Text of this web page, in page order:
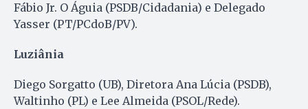
Fábio Jr. O Águia (PSDB/Cidadania) e Delegado
Yasser (PT/PCdoB/PV).
Luziânia
Diego Sorgatto (UB), Diretora Ana Lúcia (PSDB),
Waltinho (PL) e Lee Almeida (PSOL/Rede).